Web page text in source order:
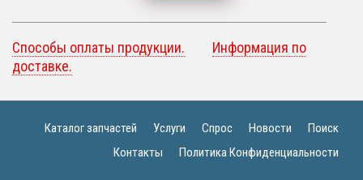
Способы оплаты продукции.
Информация по
доставке.
Каталог запчастей Услуги Спрос Новости
Поиск
Контакты
Политика Конфиденциальности